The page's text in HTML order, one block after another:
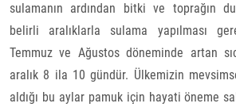
sulamanın ardından bitki ve toprağın
belirli aralıklarla sulama yapılması
Temmuz ve Ağustos döneminde artan
aralık 8 ila 10 gündür. Ülkemizin
aldığı bu aylar pamuk için hayati öneme